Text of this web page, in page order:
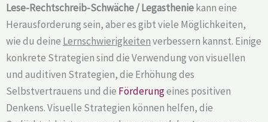
Lese-Rechtschreib-Schwäche / Legastheniekann eine
Herausforderung sein, aber es gibt viele Möglichkeiten,
wie du deine Lernschwierigkeitenverbessern kannst. Einige
konkrete Strategien sind die Verwendung von visuellen
und auditiven Strategien, die Erhöhung des
Selbstvertrauens und die Förderungeines positiven
Denkens. Visuelle Strategien können helfen, die